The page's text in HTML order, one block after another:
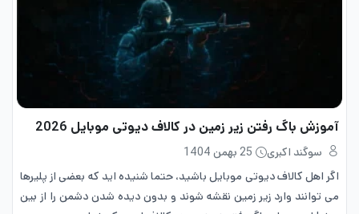
آموزش باگ رفتن زیر زمین در کالاف دیوتی موبایل 2026
سوگند اکبری
25 بهمن 1404
اگر اهل کالاف دیوتی موبایل باشید، حتما شنیده اید که بعضی از پلیرها
می توانند وارد زیر زمین نقشه شوند و بدون دیده شدن دشمن را از بین